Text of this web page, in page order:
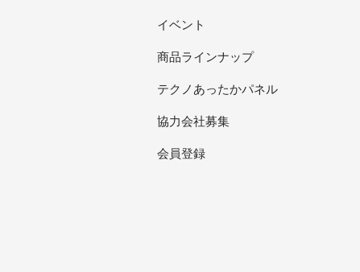
イベント
商品ラインナップ
テクノあったかパネル
協力会社募集
会員登録